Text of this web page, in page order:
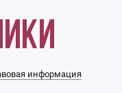
информация